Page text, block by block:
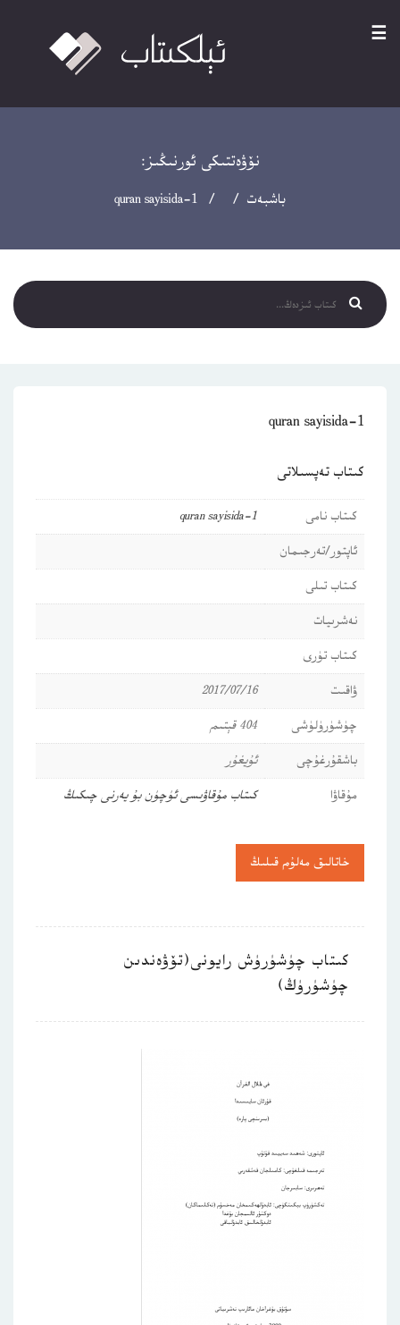
☰
نۆۋەتتىكى ئورنىڭىز:
باشبەت / / quran sayisida-1
quran sayisida-1
كىتاب تەپسىلاتى
كىتاب نامى
quran sayisida-1
ئاپتور/تەرجىمان
كىتاب تىلى
نەشرىيات
كىتاب تۈرى
ۋاقىت
2017/07/16
چۈشۈرۈلۈشى
404 قېتىم
باشقۇرغۇچى
ئۇيغۇر
مۇقاۋا
كىتاب مۇقاۋىسى ئۈچۈن بۇ يەرنى چىكىڭ
خاتالىق مەلۇم قىلىڭ
كىتاب چۈشۈرۈش رايونى(تۆۋەندىن
چۈشۈرۈڭ)